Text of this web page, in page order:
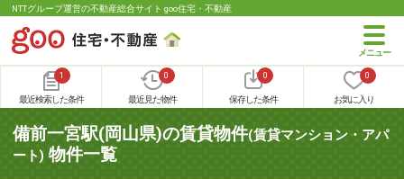
NTTグループ運営の不動産総合サイト goo住宅・不動産
1
最近検索した条件
0
最近見た物件
0
保存した条件
0
お気に入り
備前一宮駅(岡山県)の賃貸物件(賃貸マンション・アパ
ート) 物件一覧